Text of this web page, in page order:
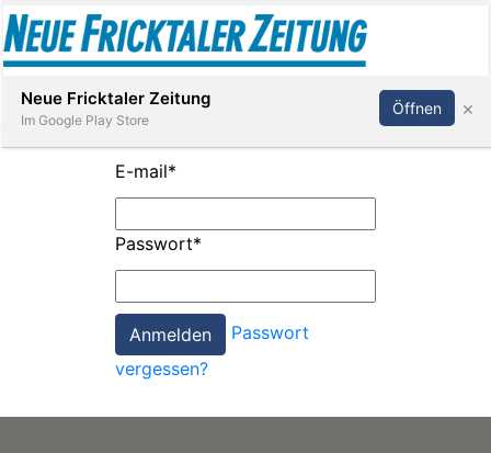
Paper
Abonnieren Anmelden
E-mail*
Passwort*
Passwort
vergessen?
Neue Fricktaler Zeitung
Im Google Play Store
Öffnen ×